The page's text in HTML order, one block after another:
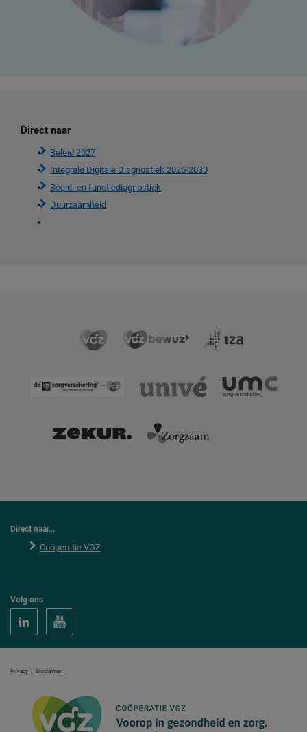
Direct naar
Beleid 2027
Integrale Digitale Diagnostiek 2025-2030
Beeld- en functiediagnostiek
Duurzaamheid
Direct naar...
Coöperatie VGZ
Volg ons
Privacy | Disclaimer